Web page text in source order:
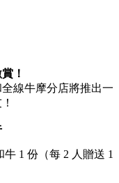
！
線牛摩分店將推出一
1 份（每 2 人贈送 1